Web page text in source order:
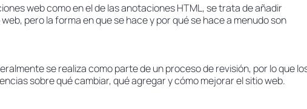
web como en el de las anotaciones HTML, se trata de añadir
pero la forma en que se hace y por qué se hace a menudo son
se realiza como parte de un proceso de revisión, por lo que
sobre qué cambiar, qué agregar y cómo mejorar el sitio web.